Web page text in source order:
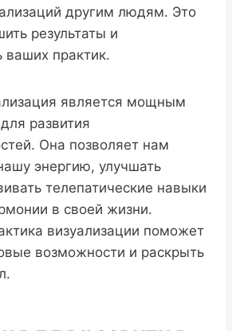
другим людям. Это
результаты и
ваших практик.
является мощным
развития
Она позволяет нам
энергию, улучшать
телепатические навыки
в своей жизни.
визуализации поможет
возможности и раскрыть